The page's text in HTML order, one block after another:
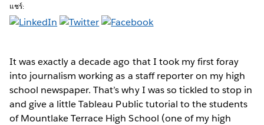
แชร์:
It was exactly a decade ago that I took my first foray
into journalism working as a staff reporter on my high
school newspaper. That’s why I was so tickled to stop in
and give a little Tableau Public tutorial to the students
of Mountlake Terrace High School (one of my high